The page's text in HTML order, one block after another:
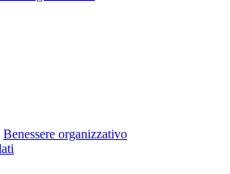
Benessere organizzativo